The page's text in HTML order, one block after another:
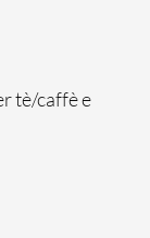
tè/caffè e